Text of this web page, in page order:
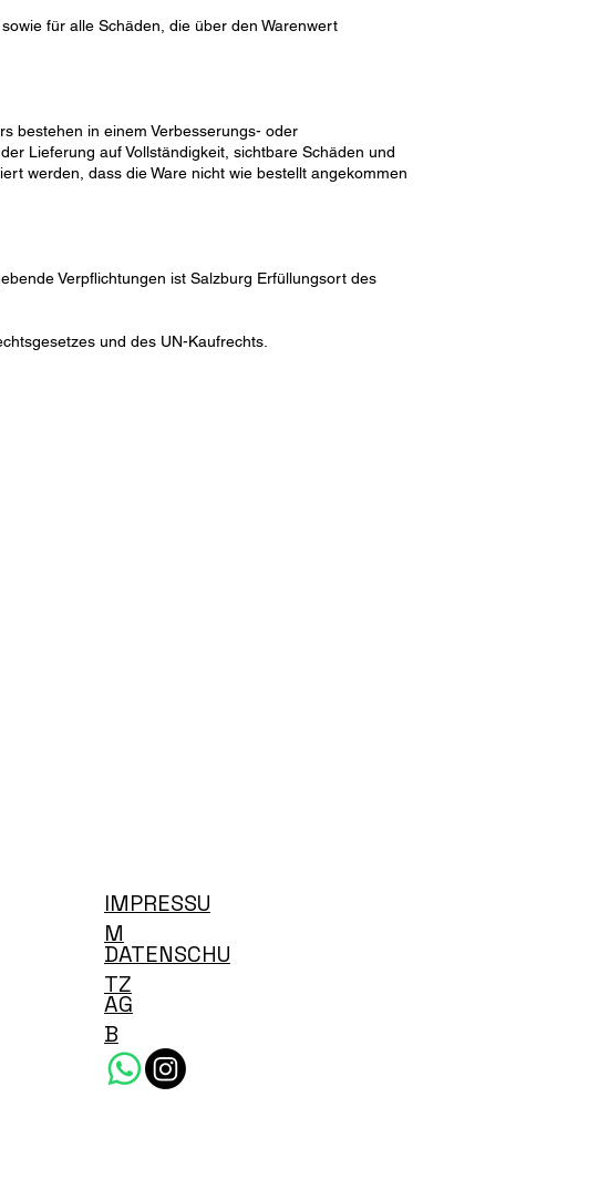
für alle Schäden, die über den Warenwert
bestehen in einem Verbesserungs- oder
Lieferung auf Vollständigkeit, sichtbare Schäden und
werden, dass die Ware nicht wie bestellt angekommen
Verpflichtungen ist Salzburg Erfüllungsort des
und des UN-Kaufrechts.
IMPRESSU
M
DATENSCHU
TZ
AG
B